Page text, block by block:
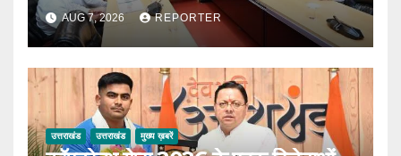
AUG 7, 2026 REPORTER
उत्तराखंड उत्तराखंड मुख्य ख़बरें